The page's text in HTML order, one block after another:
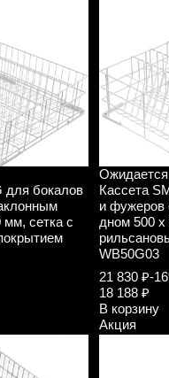
для бокалов
мм, сетка с
Ожидается
Кассета
и фужеров
дном 500 х
WB50G03
21 830 ₽-
18 188 ₽
В корзину
Акция